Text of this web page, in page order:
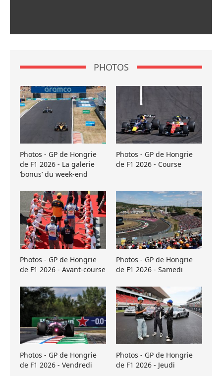
PHOTOS
Photos - GP de Hongrie
de F1 2026 - La galerie
’bonus’ du week-end
Photos - GP de Hongrie
de F1 2026 - Course
Photos - GP de Hongrie
de F1 2026 - Avant-course
Photos - GP de Hongrie
de F1 2026 - Samedi
Photos - GP de Hongrie
de F1 2026 - Vendredi
Photos - GP de Hongrie
de F1 2026 - Jeudi